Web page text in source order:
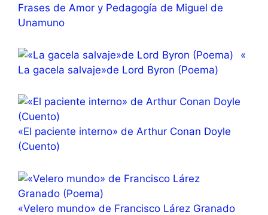
Frases de Amor y Pedagogía de Miguel de
Unamuno
«
La gacela salvaje»de Lord Byron (Poema)
«El paciente interno» de Arthur Conan Doyle
(Cuento)
«Velero mundo» de Francisco Lárez Granado